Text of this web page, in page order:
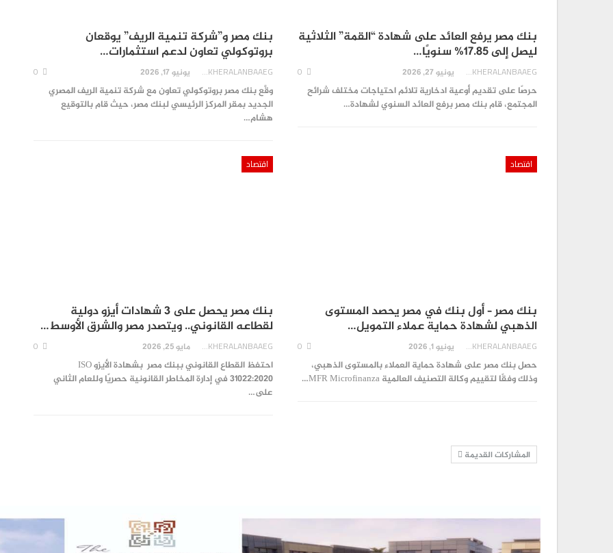
بنك مصر يرفع العائد على شهادة “القمة” الثلاثية
ليصل إلى 17.85% سنويًا…
AKHERALANBAAEG يونيو 27, 2026
حرصًا على تقديم أوعية ادخارية تلائم احتياجات مختلف شرائح
المجتمع، قام بنك مصر برفع العائد السنوي لشهادة…
بنك مصر و”شركة تنمية الريف” يوقعان
بروتوكولي تعاون لدعم استثمارات…
AKHERALANBAAEG يونيو 17, 2026
وقَّع بنك مصر بروتوكولي تعاون مع شركة تنمية الريف المصري
الجديد بمقر المركز الرئيسي لبنك مصر، حيث قام بالتوقيع
هشام…
اقتصاد
بنك مصر – أول بنك في مصر يحصد المستوى
الذهبي لشهادة حماية عملاء التمويل…
AKHERALANBAAEG يونيو 1, 2026
حصل بنك مصر على شهادة حماية العملاء بالمستوى الذهبي،
وذلك وفقًا لتقييم وكالة التصنيف العالمية MFR Microfinanza…
اقتصاد
بنك مصر يحصل على 3 شهادات أيزو دولية
لقطاعه القانوني.. ويتصدر مصر والشرق الأوسط…
AKHERALANBAAEG مايو 25, 2026
احتفظ القطاع القانوني ببنك مصر بشهادة الأيزو ISO
31022:2020 في إدارة المخاطر القانونية حصريًا وللعام الثاني
على…
المشاركات القديمة